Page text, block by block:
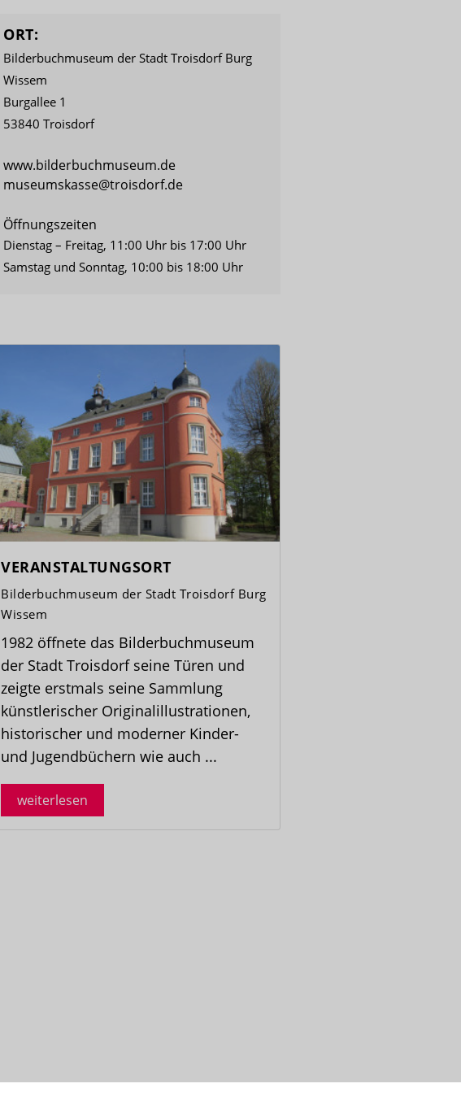
ORT:
Bilderbuchmuseum der Stadt Troisdorf Burg
Wissem
Burgallee 1
53840 Troisdorf
www.bilderbuchmuseum.de
museumskasse@troisdorf.de
Öffnungszeiten
Dienstag – Freitag, 11:00 Uhr bis 17:00 Uhr
Samstag und Sonntag, 10:00 bis 18:00 Uhr
VERANSTALTUNGSORT
Bilderbuchmuseum der Stadt Troisdorf Burg
Wissem
1982 öffnete das Bilderbuchmuseum
der Stadt Troisdorf seine Türen und
zeigte erstmals seine Sammlung
künstlerischer Originalillustrationen,
historischer und moderner Kinder-
und Jugendbüchern wie auch ...
weiterlesen